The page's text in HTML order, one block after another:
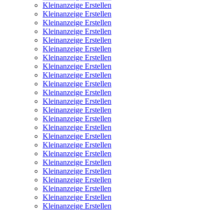
Kleinanzeige Erstellen
Kleinanzeige Erstellen
Kleinanzeige Erstellen
Kleinanzeige Erstellen
Kleinanzeige Erstellen
Kleinanzeige Erstellen
Kleinanzeige Erstellen
Kleinanzeige Erstellen
Kleinanzeige Erstellen
Kleinanzeige Erstellen
Kleinanzeige Erstellen
Kleinanzeige Erstellen
Kleinanzeige Erstellen
Kleinanzeige Erstellen
Kleinanzeige Erstellen
Kleinanzeige Erstellen
Kleinanzeige Erstellen
Kleinanzeige Erstellen
Kleinanzeige Erstellen
Kleinanzeige Erstellen
Kleinanzeige Erstellen
Kleinanzeige Erstellen
Kleinanzeige Erstellen
Kleinanzeige Erstellen